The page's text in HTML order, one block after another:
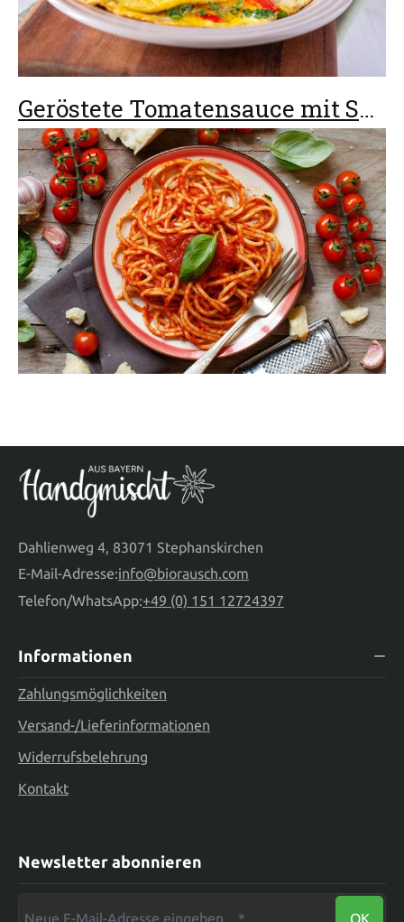
Geröstete Tomatensauce mit Spaghetti
Dahlienweg 4, 83071 Stephanskirchen
E-Mail-Adresse:info@biorausch.com
Telefon/WhatsApp:+49 (0) 151 12724397
Informationen
Zahlungsmöglichkeiten
Versand-/Lieferinformationen
Widerrufsbelehrung
Kontakt
Newsletter abonnieren
OK